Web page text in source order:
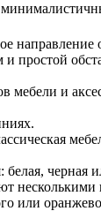
направление
простой
и
черная
несколькими
или